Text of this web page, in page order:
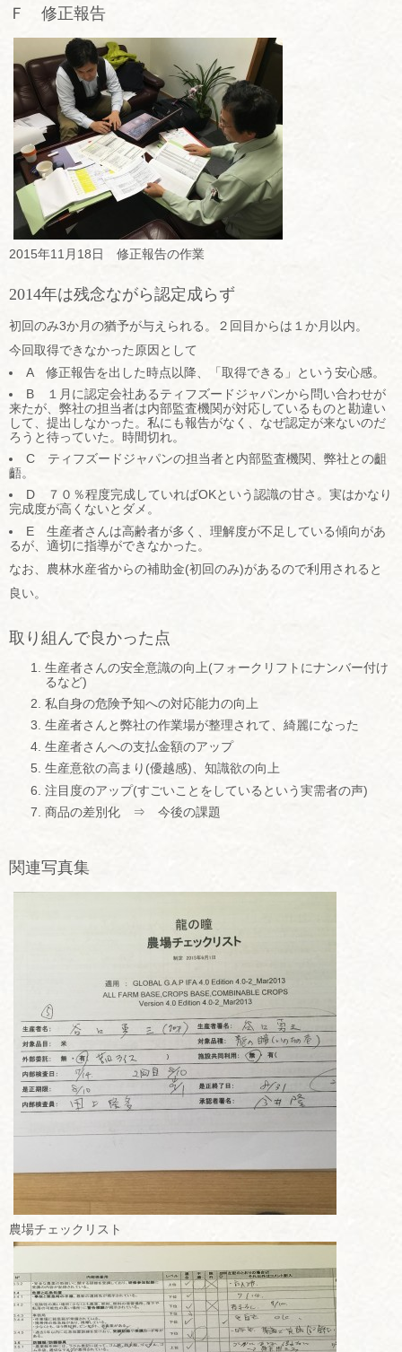
Ｆ 修正報告
2015年11月18日 修正報告の作業
2014年は残念ながら認定成らず
初回のみ3か月の猶予が与えられる。２回目からは１か月以内。
今回取得できなかった原因として
A 修正報告を出した時点以降、「取得できる」という安心感。
B １月に認定会社あるティフズードジャパンから問い合わせが
来たが、弊社の担当者は内部監査機関が対応しているものと勘違い
して、提出しなかった。私にも報告がなく、なぜ認定が来ないのだ
ろうと待っていた。時間切れ。
C ティフズードジャパンの担当者と内部監査機関、弊社との齟
齬。
D ７０％程度完成していればOKという認識の甘さ。実はかなり
完成度が高くないとダメ。
E 生産者さんは高齢者が多く、理解度が不足している傾向があ
るが、適切に指導ができなかった。
なお、農林水産省からの補助金(初回のみ)があるので利用されると
良い。
取り組んで良かった点
生産者さんの安全意識の向上(フォークリフトにナンバー付け
るなど)
私自身の危険予知への対応能力の向上
生産者さんと弊社の作業場が整理されて、綺麗になった
生産者さんへの支払金額のアップ
生産意欲の高まり(優越感)、知識欲の向上
注目度のアップ(すごいことをしているという実需者の声)
商品の差別化 ⇒ 今後の課題
関連写真集
農場チェックリスト